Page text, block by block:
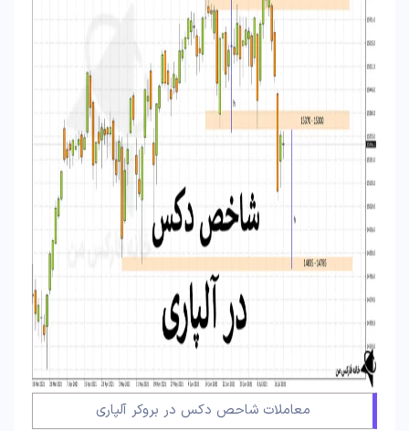
معاملات شاحص دکس در بروکر آلپاری